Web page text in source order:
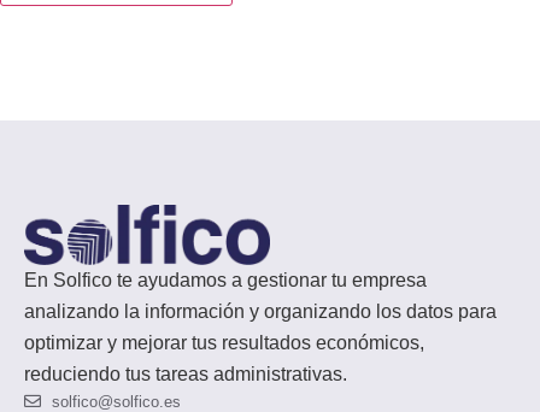
En Solfico te ayudamos a gestionar tu empresa
analizando la información y organizando los datos para
optimizar y mejorar tus resultados económicos,
reduciendo tus tareas administrativas.
solfico@solfico.es